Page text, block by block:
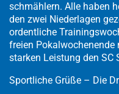
schmählern. Alle haben
den zwei Niederlagen
ordentliche
freien
starken Leistung den SC
Sportliche Grüße – Die